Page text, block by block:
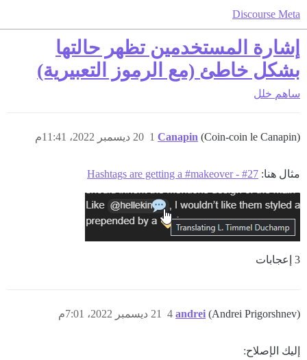
Discourse Meta
إشارة المستخدمين تظهر حالتها
بشكل خاطئ (مع الرموز التعبيرية)
ساهم خلل
Canapin (Coin-coin le Canapin) 20 ديسمبر 2022، 11:41م 1
مثال هنا: Hashtags are getting a #makeover - #27
3 إعجابات
andrei (Andrei Prigorshnev) 21 ديسمبر 2022، 7:01م 4
إليك الإصلاح: